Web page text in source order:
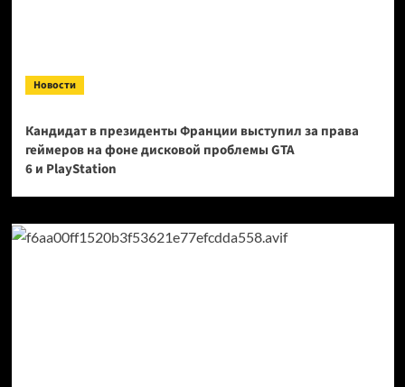
Новости
Кандидат в президенты Франции выступил за права
геймеров на фоне дисковой проблемы GTA
6 и PlayStation